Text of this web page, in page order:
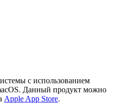
с использованием
Данный продукт можно
Apple App Store.